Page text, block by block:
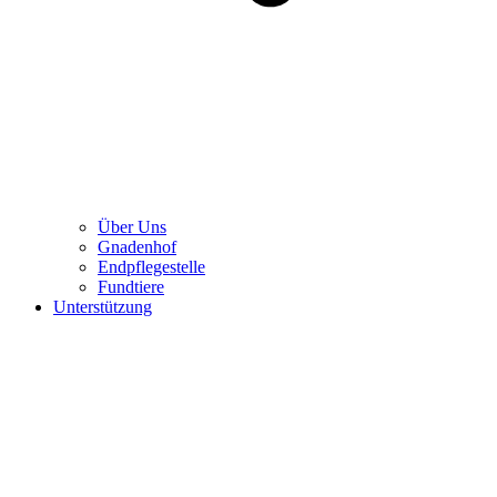
Über Uns
Gnadenhof
Endpflegestelle
Fundtiere
Unterstützung